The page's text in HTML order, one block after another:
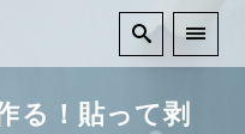
る！貼って剥